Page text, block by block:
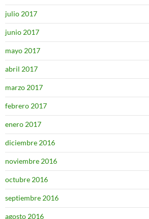
julio 2017
junio 2017
mayo 2017
abril 2017
marzo 2017
febrero 2017
enero 2017
diciembre 2016
noviembre 2016
octubre 2016
septiembre 2016
agosto 2016